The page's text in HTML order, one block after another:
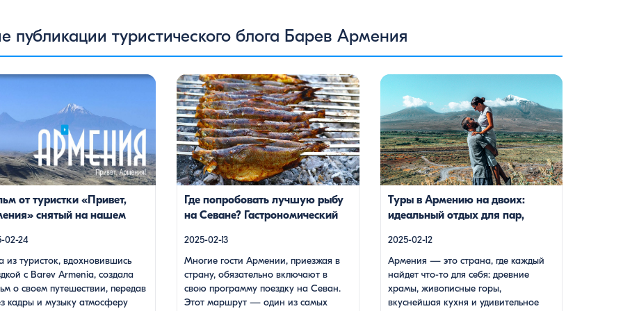
публикации туристического блога Барев Армения
туристок, вдохновившись
о своем путешествии, передав
кадры и музыку атмосферу нашей
В этом видео – живые эмоции,
красоты
захватывающие виды гор и
тепло и душевность местных
под завораживающие
дудука Дживана Гаспаряна
настоящим погружением […]
от туристки «Привет,
снятый на нашем
02-24
из туристок, вдохновившись
с Barev Armenia, создала
о своем путешествии, передав
кадры и музыку атмосферу
Многие гости Армении, приезжая в
страну, обязательно включают в свою
программу поездку на Севан. Этот
маршрут — один из самых популярных:
свежий горный воздух, величественные
пейзажи, древние храмы и, конечно же,
местная кухня. На Севане можно
посетить Севанаванк — знаменитый
полуострове, а также Айраванк, который
менее известен, но не менее […]
Где попробовать лучшую рыбу
на Севане? Гастрономический
2025-02-13
Многие гости Армении, приезжая в
страну, обязательно включают в
свою программу поездку на Севан.
Этот маршрут — один из самых
Армения — это страна, где каждый
найдет что-то для себя: древние храмы,
живописные горы, вкуснейшая кухня и
удивительное гостеприимство. Но что,
если вы планируете путешествие
вдвоем? Мы подготовили туры, которые
подойдут для всех случаев — будь вы
друзьями, подругами, родителями с
возрасте. Какой тур выбрать для
путешествия вдвоем? 1. […]
Туры в Армению на двоих:
идеальный отдых для пар,
2025-02-12
Армения — это страна, где каждый
найдет что-то для себя: древние
храмы, живописные горы,
вкуснейшая кухня и удивительное